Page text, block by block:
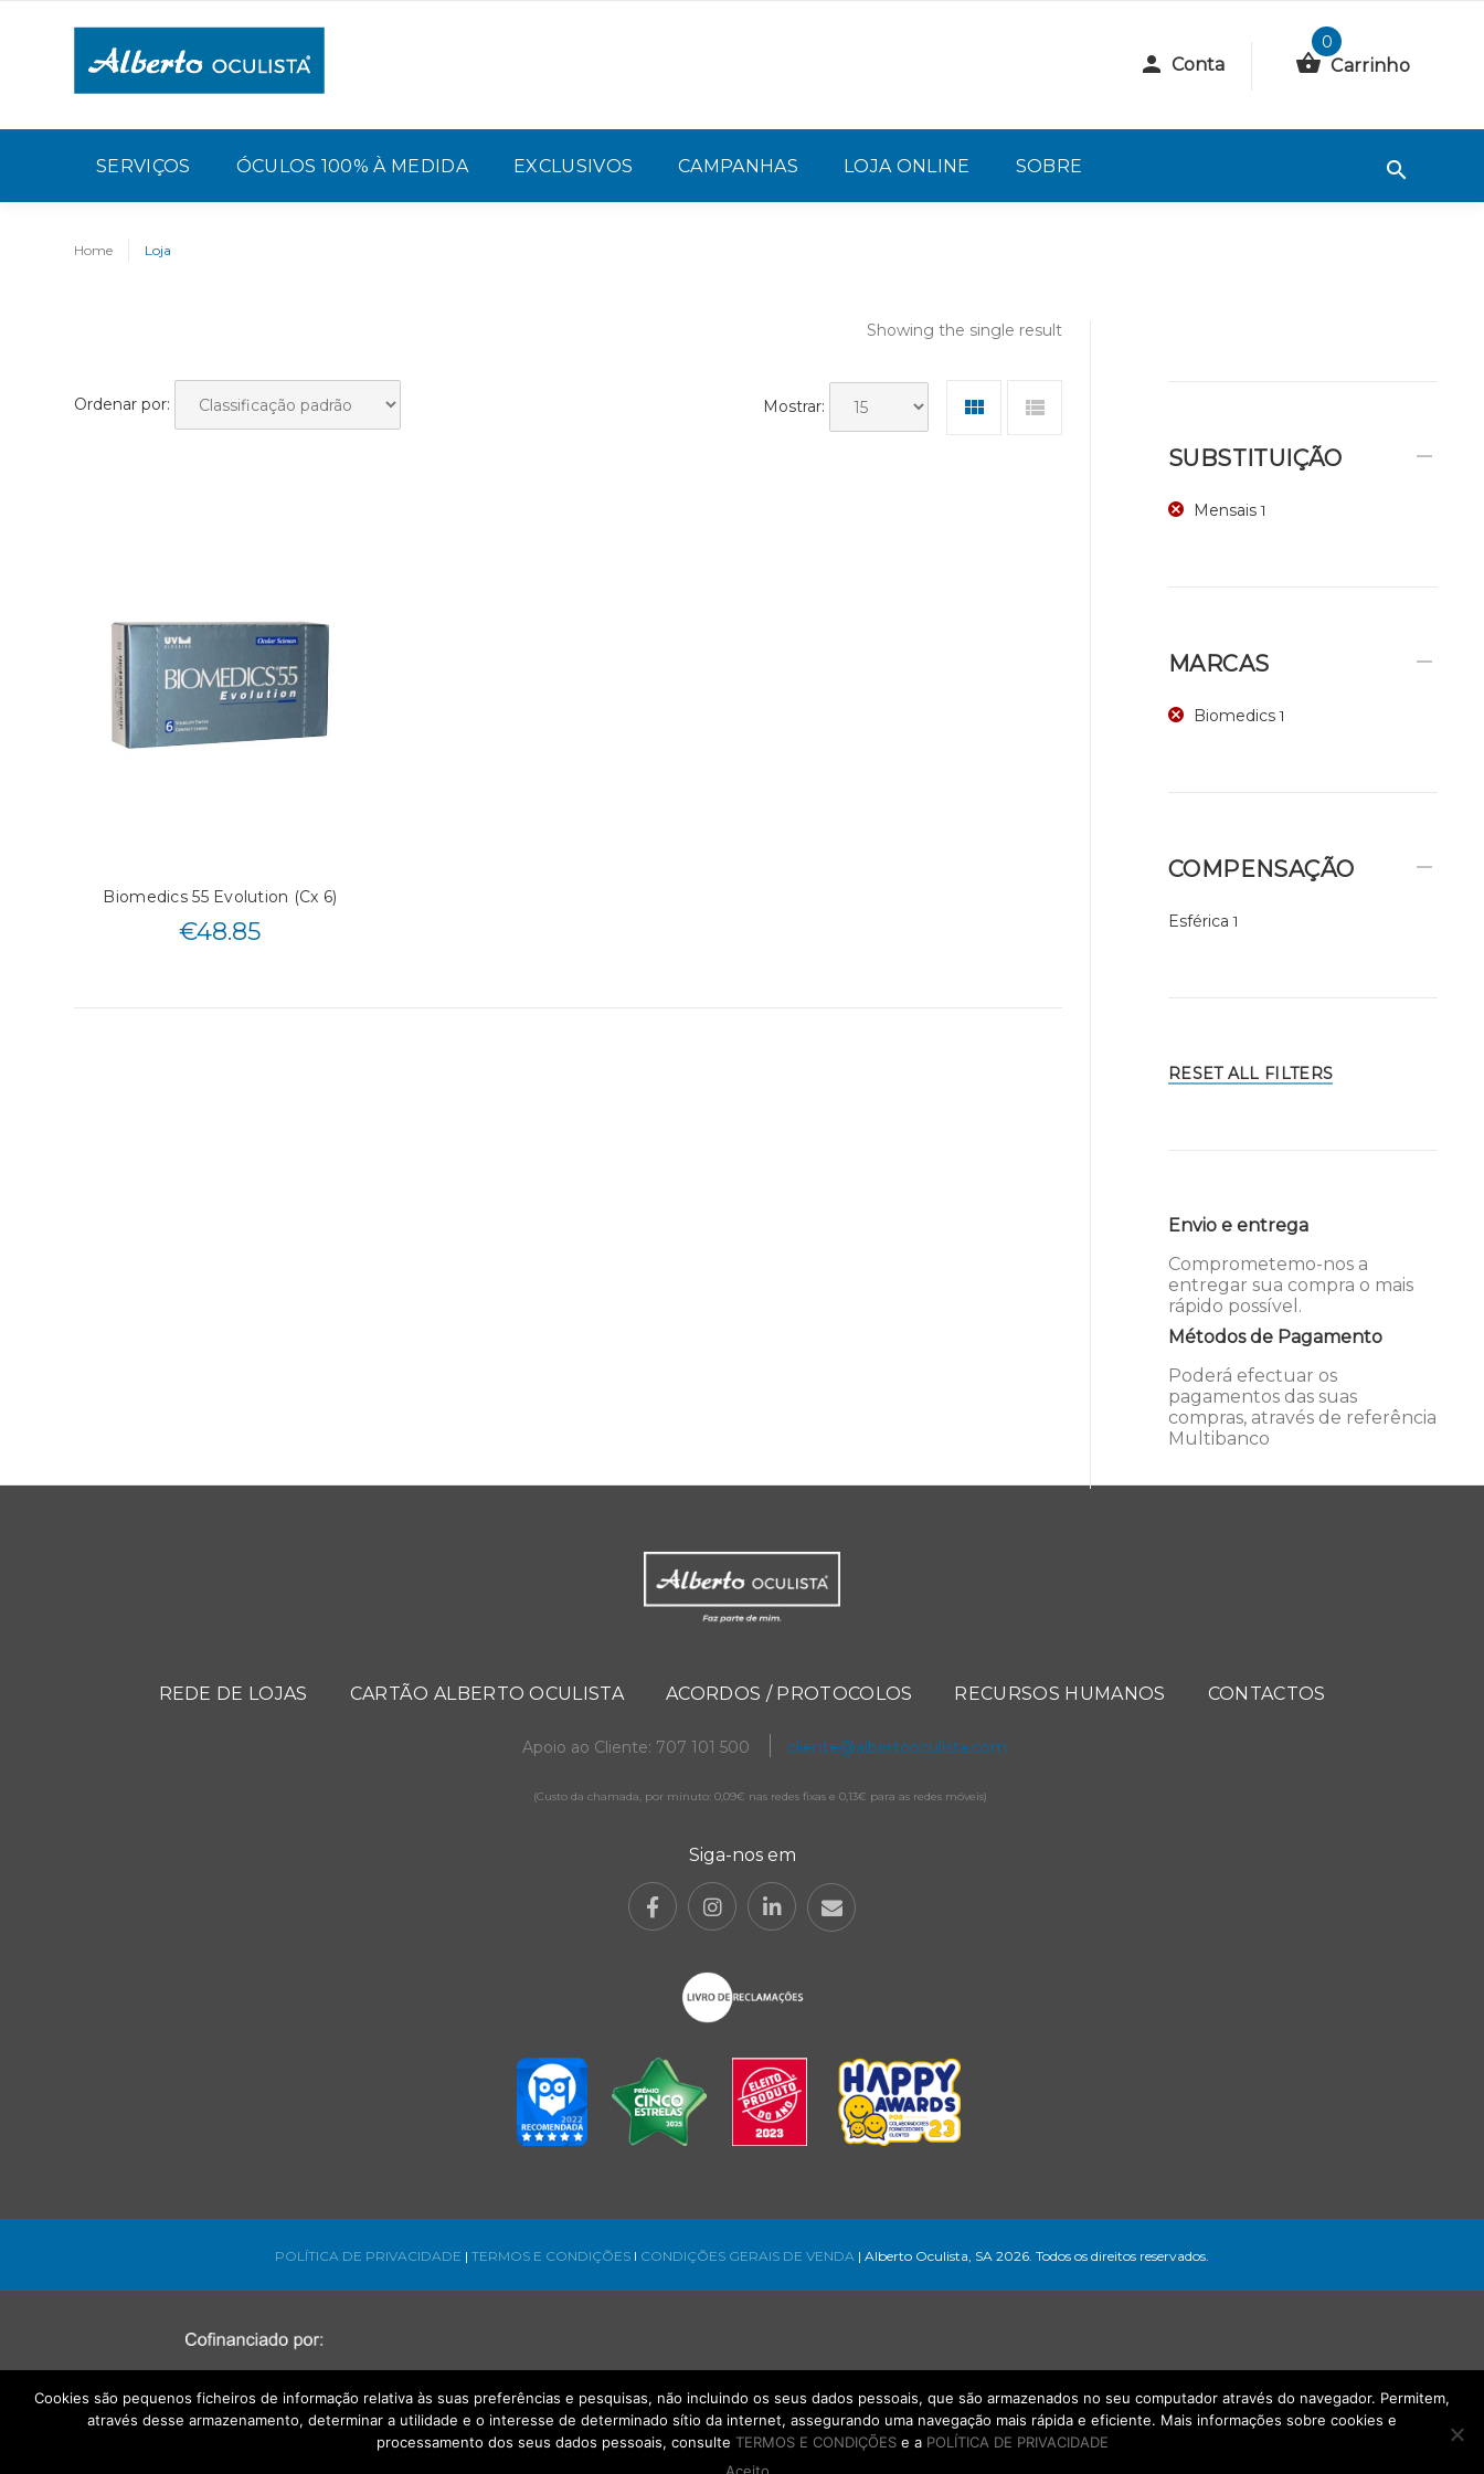
Conta
0
Carrinho
SERVIÇOS ÓCULOS 100% À MEDIDA EXCLUSIVOS CAMPANHAS LOJA ONLINE SOBRE
Home Loja
Showing the single result
Ordenar por: Mostrar:
Biomedics 55 Evolution (Cx 6)
€48.85
SUBSTITUIÇÃO
Mensais 1
MARCAS
Biomedics 1
COMPENSAÇÃO
Esférica 1
RESET ALL FILTERS
Envio e entrega
Comprometemo-nos a
entregar sua compra o mais
rápido possível.
Métodos de Pagamento
Poderá efectuar os
pagamentos das suas
compras, através de referência
Multibanco
REDE DE LOJAS CARTÃO ALBERTO OCULISTA ACORDOS / PROTOCOLOS RECURSOS HUMANOS CONTACTOS
Apoio ao Cliente: 707 101 500 cliente@albertooculista.com
(Custo da chamada, por minuto: 0,09€ nas redes fixas e 0,13€ para as redes móveis)
Siga-nos em
POLÍTICA DE PRIVACIDADE | TERMOS E CONDIÇÕES l CONDIÇÕES GERAIS DE VENDA | Alberto Oculista, SA 2026. Todos os direitos reservados.
Cookies são pequenos ficheiros de informação relativa às suas preferências e pesquisas, não incluindo os seus dados pessoais, que são armazenados no seu computador através do navegador. Permitem,
através desse armazenamento, determinar a utilidade e o interesse de determinado sítio da internet, assegurando uma navegação mais rápida e eficiente. Mais informações sobre cookies e
processamento dos seus dados pessoais, consulte TERMOS E CONDIÇÕESe a POLÍTICA DE PRIVACIDADE